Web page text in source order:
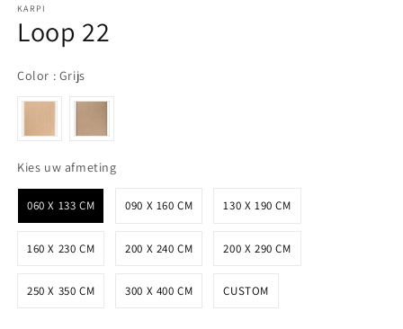
KARPI
Loop 22
Color : GrijsColor
Kies uw afmetingKies uw afmeting
060 X 133 CM 090 X 160 CM 130 X 190 CM
160 X 230 CM 200 X 240 CM 200 X 290 CM
250 X 350 CM 300 X 400 CM CUSTOM